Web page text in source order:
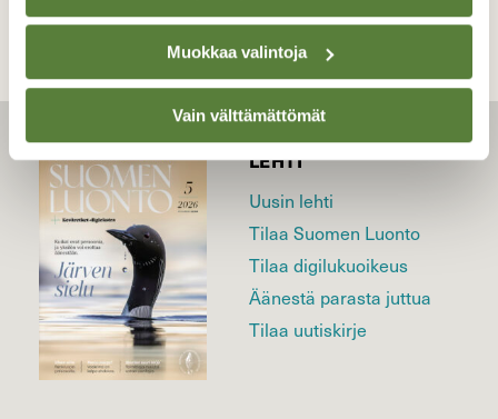
Muokkaa valintoja
Vain välttämättömät
LEHTI
Uusin lehti
Tilaa Suomen Luonto
Tilaa digilukuoikeus
Äänestä parasta juttua
Tilaa uutiskirje